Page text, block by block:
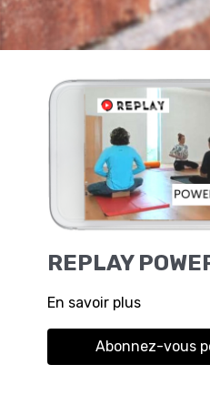
REPLAY
En savoir plus
Abonnez-vous